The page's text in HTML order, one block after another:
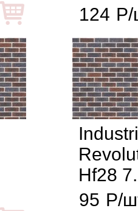
124 Р/
Hf28
95 Р/